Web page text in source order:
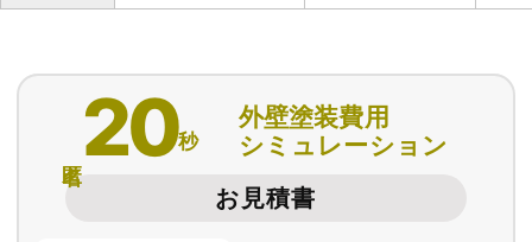
20秒
外壁塗装費用
シミュレーション
お見積書